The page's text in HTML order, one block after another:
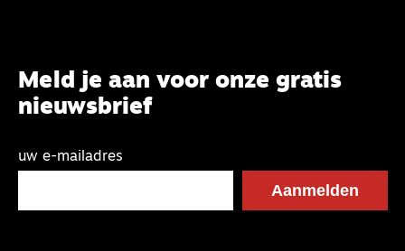
Meld je aan voor onze gratis
nieuwsbrief
uw e-mailadres